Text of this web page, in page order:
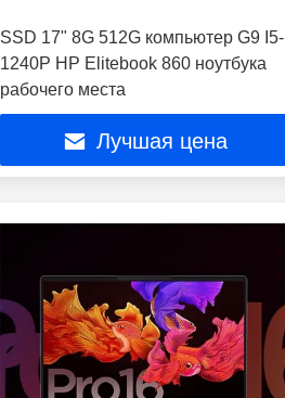
SSD 17" 8G 512G компьютер G9 I5-
1240P HP Elitebook 860 ноутбука
рабочего места
Лучшая цена